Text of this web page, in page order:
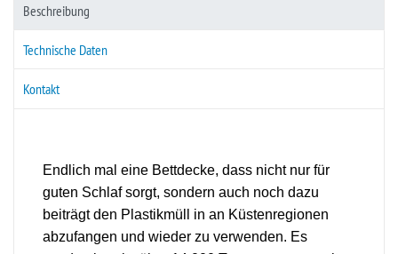
Beschreibung
Technische Daten
Kontakt
Endlich mal eine Bettdecke, dass nicht nur für
guten Schlaf sorgt, sondern auch noch dazu
beiträgt den Plastikmüll in an Küstenregionen
abzufangen und wieder zu verwenden. Es